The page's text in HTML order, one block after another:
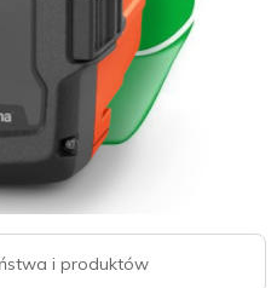
i produktów